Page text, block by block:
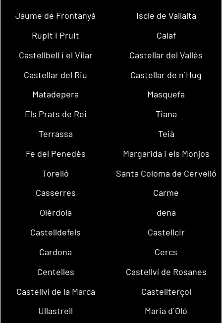
Jaume de Frontanyà
Iscle de Vallalta
Rupit i Pruit
Calaf
Castellbell i el Vilar
Castellar del Vallès
Castellar del Riu
Castellar de n´Hug
Matadepera
Masquefa
Els Prats de Rei
Tiana
Terrassa
Teià
Fe del Penedès
Margarida i els Monjos
Torelló
Santa Coloma de Cervelló
Casserres
Carme
Olèrdola
dena
Castelldefels
Castellcir
Cardona
Cercs
Centelles
Castellví de Rosanes
Castellví de la Marca
Castellterçol
Ullastrell
Maria d´Oló